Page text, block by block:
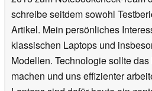
schreibe seitdem sowohl
Artikel. Mein persönliches
klassischen Laptops und
Modellen. Technologie sollte
machen und uns effizienter